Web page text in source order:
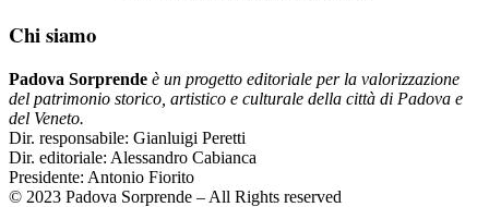
Chi siamo
Padova Sorprende è un progetto editoriale per la valorizzazione
del patrimonio storico, artistico e culturale della città di Padova e
del Veneto.
Dir. responsabile: Gianluigi Peretti
Dir. editoriale: Alessandro Cabianca
Presidente: Antonio Fiorito
© 2023 Padova Sorprende – All Rights reserved